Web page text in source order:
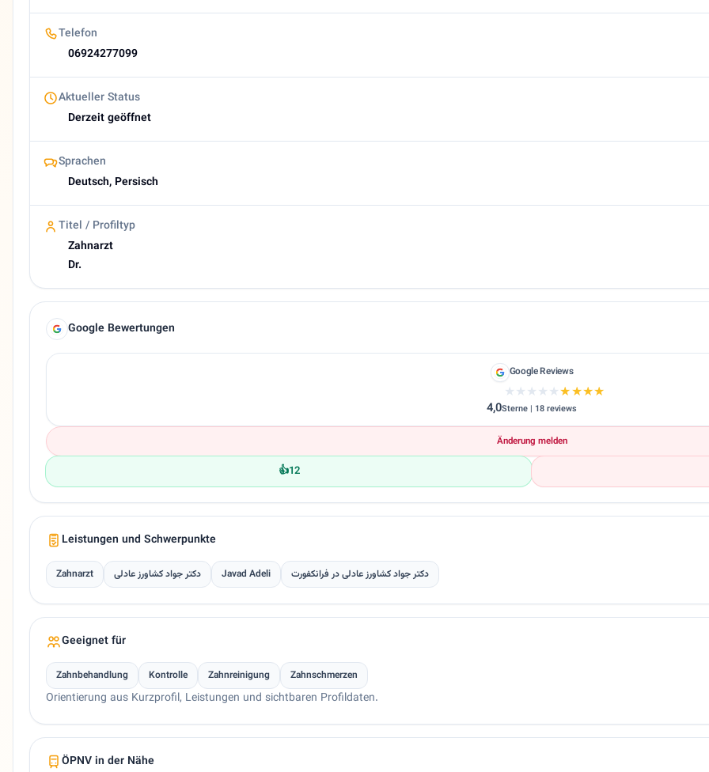
Telefon
06924277099
Aktueller Status
Derzeit geöffnet
Sprachen
Deutsch, Persisch
Titel / Profiltyp
Zahnarzt
Dr.
Google Bewertungen
Google Reviews
★★★★★★★★★★
4,0Sterne | 18 reviews
Änderung melden
👍12
Leistungen und Schwerpunkte
Zahnarzt دکتر جواد کشاورز عادلی Javad Adeli دکتر جواد کشاورز عادلی در فرانکفورت
Geeignet für
Zahnbehandlung Kontrolle Zahnreinigung Zahnschmerzen
Orientierung aus Kurzprofil, Leistungen und sichtbaren Profildaten.
ÖPNV in der Nähe